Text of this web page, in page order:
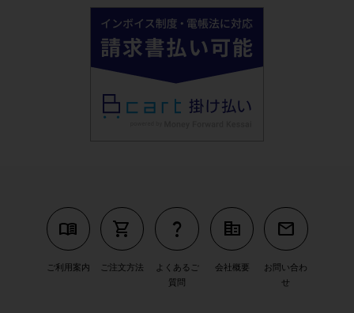
menu_book
ご利用案内
shopping_cart
ご注文方法
question_mark
よくあるご
質問
corporate_fare
会社概要
mail
お問い合わ
せ